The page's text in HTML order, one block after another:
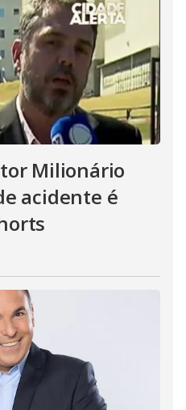
Milionário
acidente é